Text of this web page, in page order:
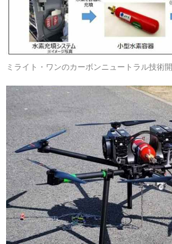
ミライト・ワンのカーボンニュートラル技術